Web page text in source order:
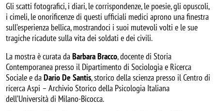
Gli scatti fotografici, i diari, le corrispondenze, le poesie, gli opuscoli,
i cimeli, le onorificenze di questi ufficiali medici aprono una finestra
sull’esperienza bellica, mostrandoci i suoi mutevoli volti e le sue
tragiche ricadute sulla vita dei soldati e dei civili.
La mostra è curata daBarbara Bracco, docente di Storia
Contemporanea presso il Dipartimento di Sociologia e Ricerca
Sociale e daDario De Santis, storico della scienza presso il Centro di
ricerca Aspi – Archivio Storico della Psicologia Italiana
dell’Università di Milano-Bicocca.